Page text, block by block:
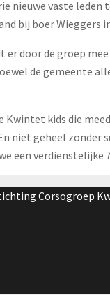
nieuwe vaste
bij boer Wieggers
er door de groep
de gemeente
Kwintet kids die
niet geheel zonder
een verdienstelijke
Corsogroep